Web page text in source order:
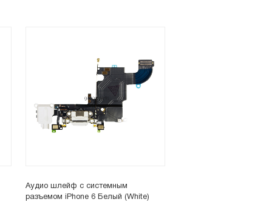
Аудио шлейф с системным
разъемом iPhone 6 Белый (White)